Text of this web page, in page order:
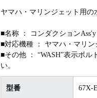
ヤマハ・マリンジェット用
■名称 ： コンダクションAss'y
■対応機種 ： ヤマハ・マリ
■その他 ： “WASH”表示ボル
い。
型番 67X-